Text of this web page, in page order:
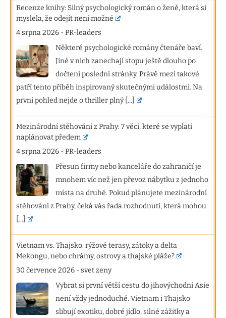
Recenze knihy: Silný psychologický román o ženě, která si
myslela, že odejít není možné
4 srpna 2026 -PR-leaders
Některé psychologické romány čtenáře baví.
Jiné v nich zanechají stopu ještě dlouho po
dočtení poslední stránky. Právě mezi takové
patří tento příběh inspirovaný skutečnými událostmi. Na
první pohled nejde o thriller plný [...]
Mezinárodní stěhování z Prahy: 7 věcí, které se vyplatí
naplánovat předem
4 srpna 2026 -PR-leaders
Přesun firmy nebo kanceláře do zahraničí je
mnohem víc než jen převoz nábytku z jednoho
místa na druhé. Pokud plánujete mezinárodní
stěhování z Prahy, čeká vás řada rozhodnutí, která mohou
[...]
Vietnam vs. Thajsko: rýžové terasy, zátoky a delta
Mekongu, nebo chrámy, ostrovy a thajské pláže?
30 července 2026 -svet zeny
Vybrat si první větší cestu do jihovýchodní Asie
není vždy jednoduché. Vietnam i Thajsko
slibují exotiku, dobré jídlo, silné zážitky a